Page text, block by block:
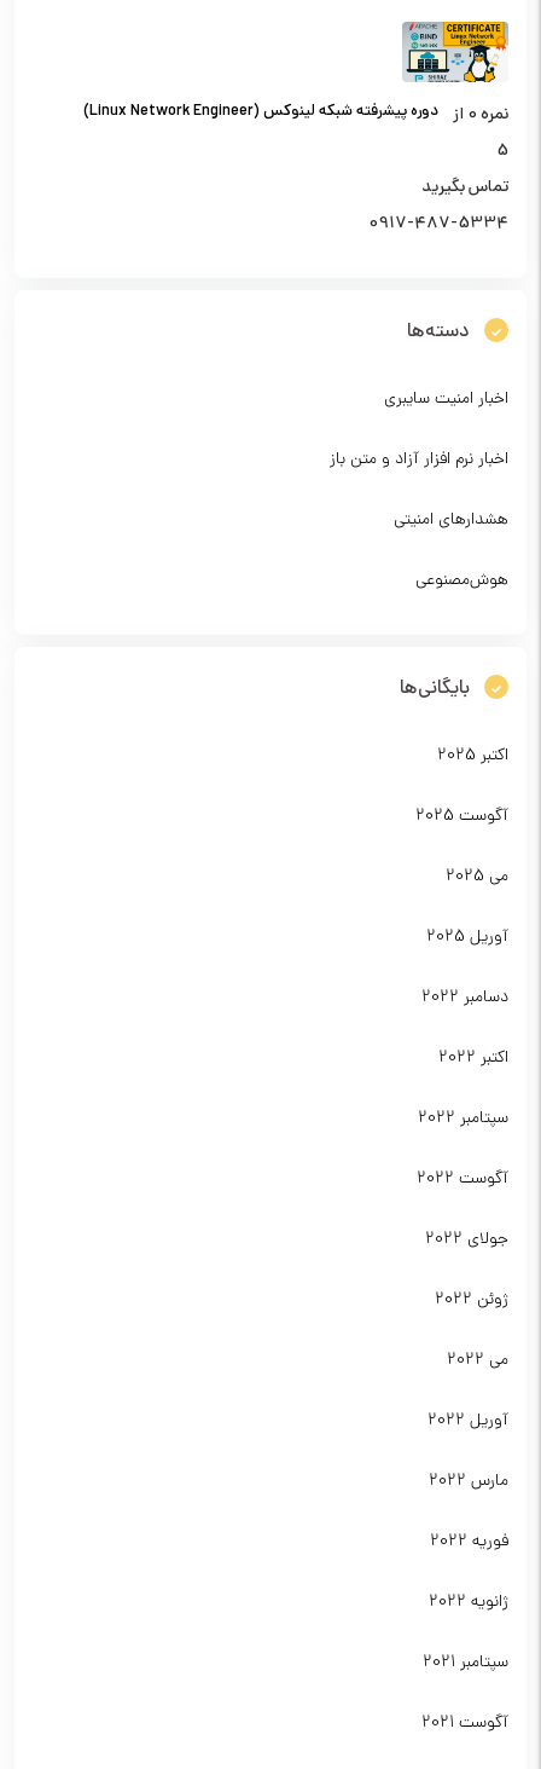
دوره پیشرفته شبکه لینوکس (Linux Network Engineer) نمره0 از
5
تماس بگیرید
0917-487-5334
دسته‌ها
اخبار امنیت سایبری
اخبار نرم افزار آزاد و متن باز
هشدارهای امنیتی
هوش‌مصنوعی
بایگانی‌ها
اکتبر 2025
آگوست 2025
می 2025
آوریل 2025
دسامبر 2022
اکتبر 2022
سپتامبر 2022
آگوست 2022
جولای 2022
ژوئن 2022
می 2022
آوریل 2022
مارس 2022
فوریه 2022
ژانویه 2022
سپتامبر 2021
آگوست 2021